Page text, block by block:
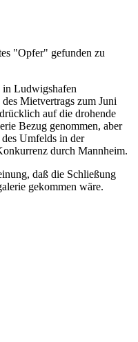
"Opfer" gefunden zu
Ludwigshafen
Mietvertrags zum Juni
auf die drohende
Bezug genommen, aber
Umfelds in der
durch Mannheim.
daß die Schließung
gekommen wäre.